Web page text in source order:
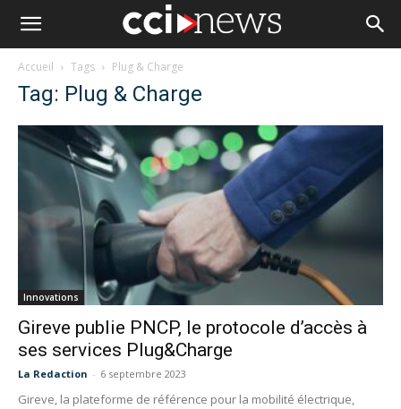
Accueil Tags Plug & Charge
Tag: Plug & Charge
Innovations
Gireve publie PNCP, le protocole d’accès à
ses services Plug&Charge
La Redaction - 6 septembre 2023
Gireve, la plateforme de référence pour la mobilité électrique,